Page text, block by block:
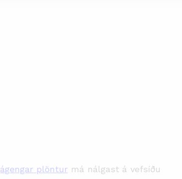
ágengar plöntur má nálgast á vefsíðu